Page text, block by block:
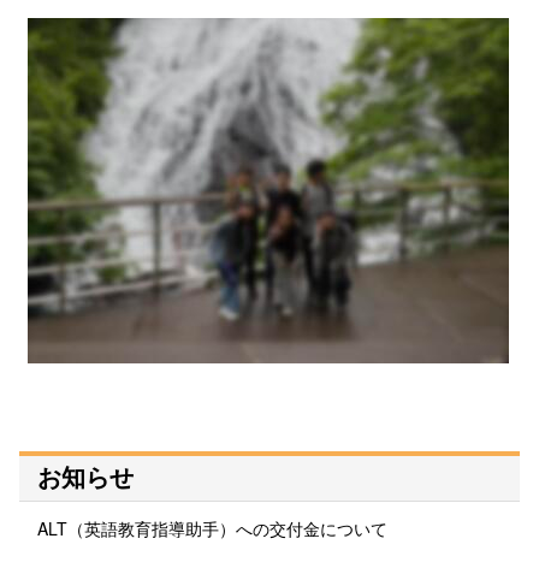
お知らせ
ALT（英語教育指導助手）への交付金について